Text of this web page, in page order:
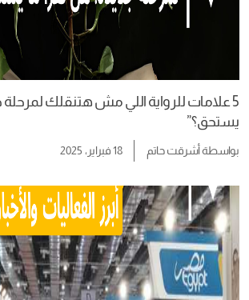
5 علامات للرواية اللي مش هتنقلك
يستحق؟”
بواسطةأشرقت حاتم 18 فبراير، 2025